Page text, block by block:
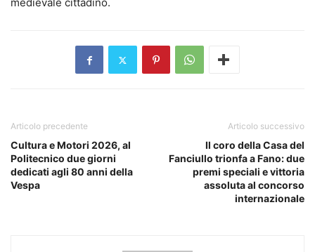
Articolo precedente
Cultura e Motori 2026, al
Politecnico due giorni
dedicati agli 80 anni della
Vespa
Articolo successivo
Il coro della Casa del
Fanciullo trionfa a Fano: due
premi speciali e vittoria
assoluta al concorso
internazionale